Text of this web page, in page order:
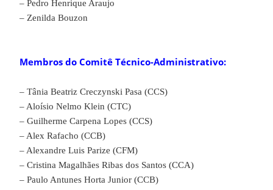
– Pedro Henrique Araujo
– Zenilda Bouzon
Membros do Comitê Técnico-Administrativo:
– Tânia Beatriz Creczynski Pasa (CCS)
– Aloísio Nelmo Klein (CTC)
– Guilherme Carpena Lopes (CCS)
– Alex Rafacho (CCB)
– Alexandre Luis Parize (CFM)
– Cristina Magalhães Ribas dos Santos (CCA)
– Paulo Antunes Horta Junior (CCB)